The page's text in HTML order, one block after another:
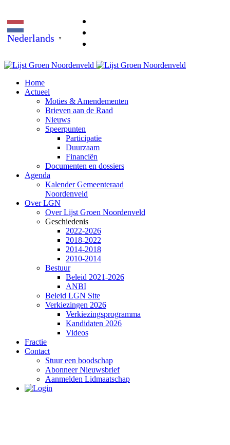
Nederlands ▼
Home
Actueel
Moties & Amendementen
Brieven aan de Raad
Nieuws
Speerpunten
Participatie
Duurzaam
Financiën
Documenten en dossiers
Agenda
Kalender Gemeenteraad
Noordenveld
Over LGN
Over Lijst Groen Noordenveld
Geschiedenis
2022-2026
2018-2022
2014-2018
2010-2014
Bestuur
Beleid 2021-2026
ANBI
Beleid LGN Site
Verkiezingen 2026
Verkiezingsprogramma
Kandidaten 2026
Videos
Fractie
Contact
Stuur een boodschap
Abonneer Nieuwsbrief
Aanmelden Lidmaatschap